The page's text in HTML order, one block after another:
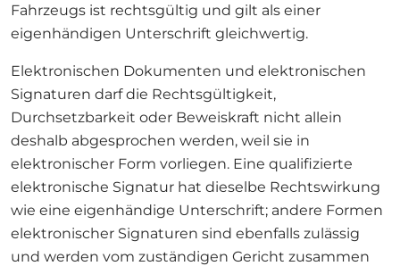
Fahrzeugs ist rechtsgültig und gilt als einer
eigenhändigen Unterschrift gleichwertig.
Elektronischen Dokumenten und elektronischen
Signaturen darf die Rechtsgültigkeit,
Durchsetzbarkeit oder Beweiskraft nicht allein
deshalb abgesprochen werden, weil sie in
elektronischer Form vorliegen. Eine qualifizierte
elektronische Signatur hat dieselbe Rechtswirkung
wie eine eigenhändige Unterschrift; andere Formen
elektronischer Signaturen sind ebenfalls zulässig
und werden vom zuständigen Gericht zusammen